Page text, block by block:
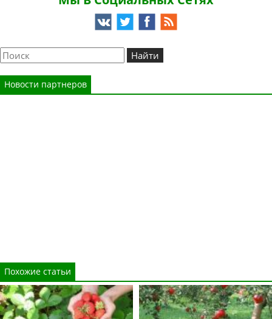
Новости партнеров
Похожие статьи